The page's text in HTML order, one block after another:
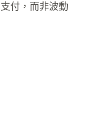
支付，而非波動